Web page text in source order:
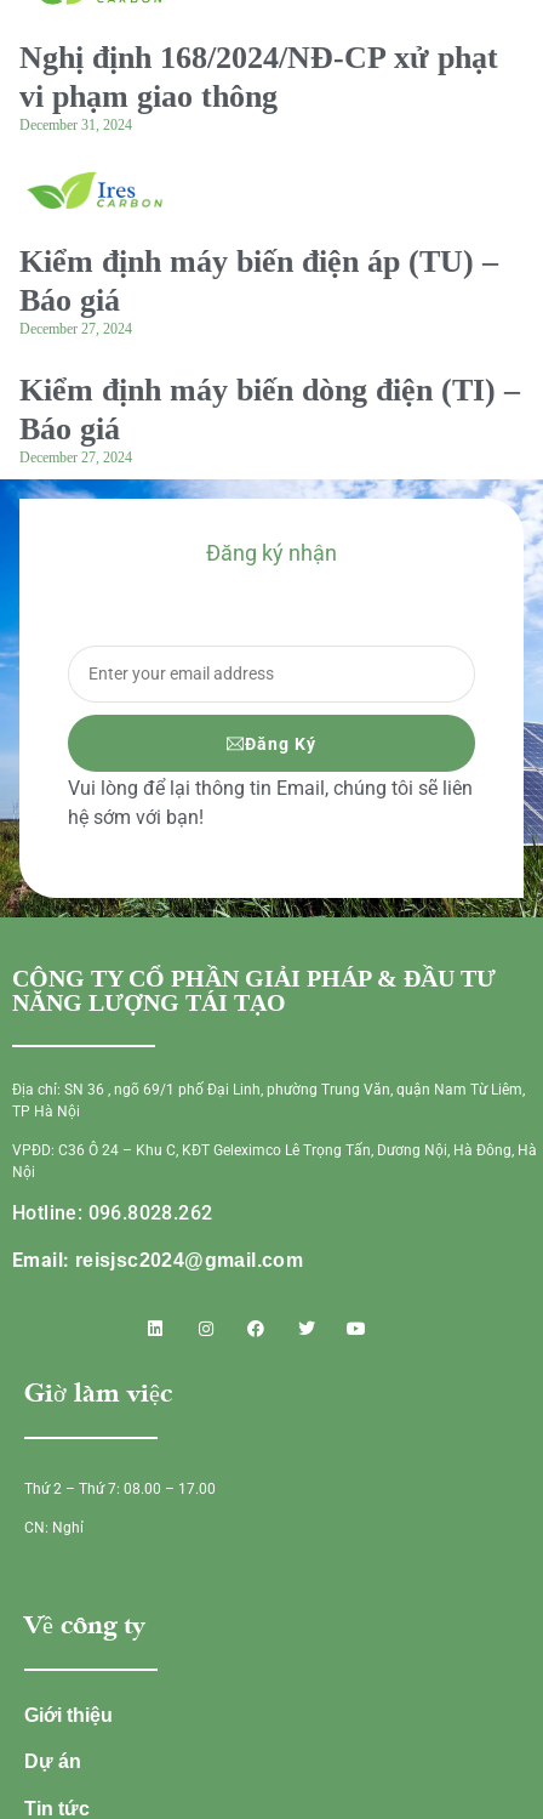
Nghị định 168/2024/NĐ-CP xử phạt
vi phạm giao thông
December 31, 2024
Kiểm định máy biến điện áp (TU) –
Báo giá
December 27, 2024
Kiểm định máy biến dòng điện (TI) –
Báo giá
December 27, 2024
Đăng ký nhận
Đăng Ký
Vui lòng để lại thông tin Email, chúng tôi sẽ liên
hệ sớm với bạn!
CÔNG TY CỔ PHẦN GIẢI PHÁP & ĐẦU TƯ
NĂNG LƯỢNG TÁI TẠO
Địa chỉ: SN 36 , ngõ 69/1 phố Đại Linh, phường Trung Văn, quận Nam Từ Liêm,
TP Hà Nội
VPĐD: C36 Ô 24 – Khu C, KĐT Geleximco Lê Trọng Tấn, Dương Nội, Hà Đông, Hà
Nội
Hotline: 096.8028.262
Email: reisjsc2024@gmail.com
Giờ làm việc
Thứ 2 – Thứ 7: 08.00 – 17.00
CN: Nghỉ
Về công ty
Giới thiệu
Dự án
Tin tức